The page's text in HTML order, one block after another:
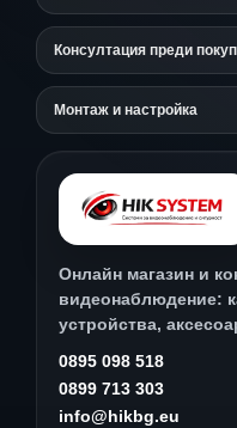
Консултация преди
Монтаж и настройка
Онлайн магазин и
видеонаблюдение:
устройства,
0895 098 518
0899 713 303
info@hikbg.eu